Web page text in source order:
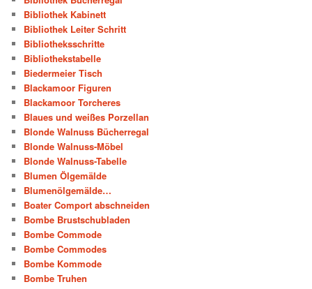
Bibliothek Kabinett
Bibliothek Leiter Schritt
Bibliotheksschritte
Bibliothekstabelle
Biedermeier Tisch
Blackamoor Figuren
Blackamoor Torcheres
Blaues und weißes Porzellan
Blonde Walnuss Bücherregal
Blonde Walnuss-Möbel
Blonde Walnuss-Tabelle
Blumen Ölgemälde
Blumenölgemälde…
Boater Comport abschneiden
Bombe Brustschubladen
Bombe Commode
Bombe Commodes
Bombe Kommode
Bombe Truhen